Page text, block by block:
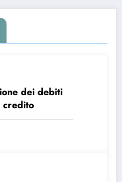
dei debiti
credito